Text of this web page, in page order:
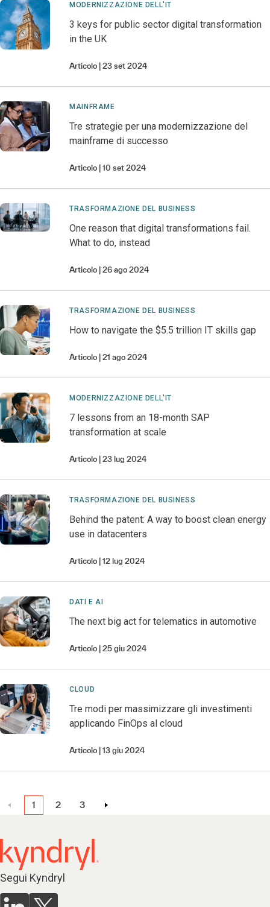
MODERNIZZAZIONE DELL'IT
3 keys for public sector digital transformation
in the UK
Articolo 23 set 2024
MAINFRAME
Tre strategie per una modernizzazione del
mainframe di successo
Articolo 10 set 2024
TRASFORMAZIONE DEL BUSINESS
One reason that digital transformations fail.
What to do, instead
Articolo 26 ago 2024
TRASFORMAZIONE DEL BUSINESS
How to navigate the $5.5 trillion IT skills gap
Articolo 21 ago 2024
MODERNIZZAZIONE DELL'IT
7 lessons from an 18-month SAP
transformation at scale
Articolo 23 lug 2024
TRASFORMAZIONE DEL BUSINESS
Behind the patent: A way to boost clean energy
use in datacenters
Articolo 12 lug 2024
DATI E AI
The next big act for telematics in automotive
Articolo 25 giu 2024
CLOUD
Tre modi per massimizzare gli investimenti
applicando FinOps al cloud
Articolo 13 giu 2024
1 2 3
Segui Kyndryl